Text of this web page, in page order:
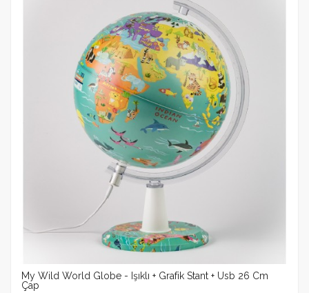
My Wild World Globe - Işıklı + Grafik Stant + Usb 26 Cm
Çap